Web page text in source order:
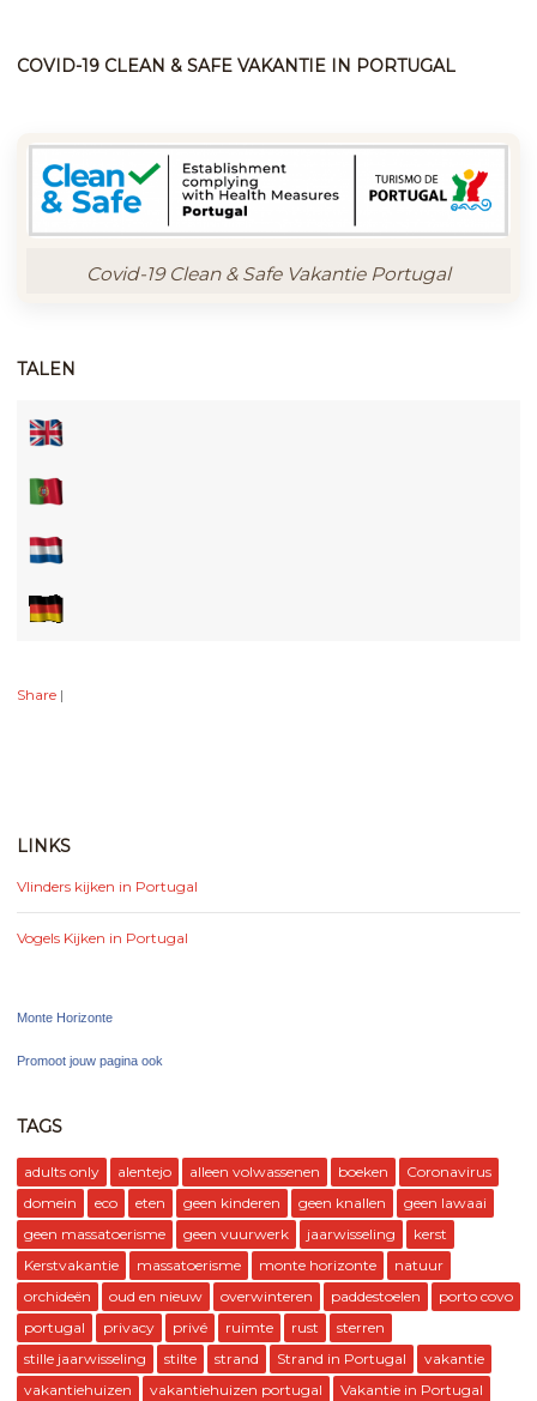
COVID-19 CLEAN & SAFE VAKANTIE IN PORTUGAL
Covid-19 Clean & Safe Vakantie Portugal
TALEN
Share |
LINKS
Vlinders kijken in Portugal
Vogels Kijken in Portugal
Monte Horizonte
Promoot jouw pagina ook
TAGS
adults only alentejo alleen volwassenen boeken
Coronavirus
domein
eco eten geen kinderen geen knallen
geen lawaai
geen massatoerisme
geen vuurwerk jaarwisseling
kerst
Kerstvakantie
massatoerisme monte horizonte
natuur
orchideën
oud en nieuw overwinteren paddestoelen
porto covo
portugal
privacy privé ruimte rust
sterren
stille jaarwisseling
stilte strand Strand in Portugal
vakantie
vakantiehuizen
vakantiehuizen portugal
Vakantie in Portugal